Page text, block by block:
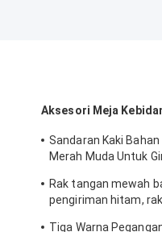
Aksesori Meja
Sandaran Kaki
Merah Muda Untuk
Rak tangan mewah
pengiriman hitam,
Tiga Warna